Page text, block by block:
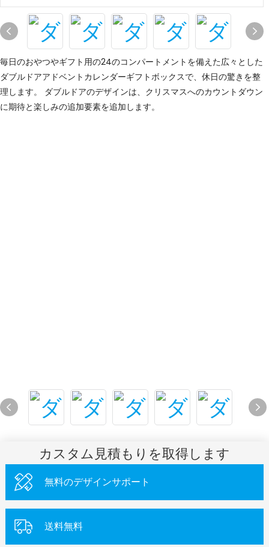
毎日のおやつやギフト用の24のコンパートメントを備えた広々とした
ダブルドアアドベントカレンダーギフトボックスで、休日の驚きを整
理します。 ダブルドアのデザインは、クリスマスへのカウントダウン
に期待と楽しみの追加要素を追加します。
カスタム見積もりを取得します
無料のデザインサポート
送料無料